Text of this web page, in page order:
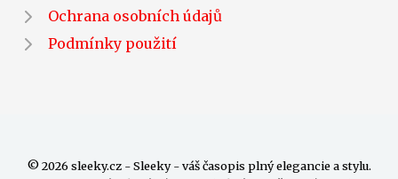
Ochrana osobních údajů
Podmínky použití
© 2026 sleeky.cz - Sleeky - váš časopis plný elegancie a stylu.